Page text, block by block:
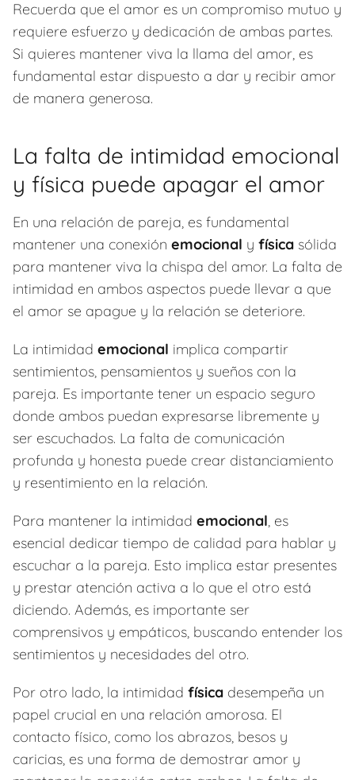
Recuerda que el amor es un compromiso mutuo y
requiere esfuerzo y dedicación de ambas partes.
Si quieres mantener viva la llama del amor, es
fundamental estar dispuesto a dar y recibir amor
de manera generosa.
La falta de intimidad emocional
y física puede apagar el amor
En una relación de pareja, es fundamental
mantener una conexión emocional y física sólida
para mantener viva la chispa del amor. La falta de
intimidad en ambos aspectos puede llevar a que
el amor se apague y la relación se deteriore.
La intimidad emocional implica compartir
sentimientos, pensamientos y sueños con la
pareja. Es importante tener un espacio seguro
donde ambos puedan expresarse libremente y
ser escuchados. La falta de comunicación
profunda y honesta puede crear distanciamiento
y resentimiento en la relación.
Para mantener la intimidad emocional, es
esencial dedicar tiempo de calidad para hablar y
escuchar a la pareja. Esto implica estar presentes
y prestar atención activa a lo que el otro está
diciendo. Además, es importante ser
comprensivos y empáticos, buscando entender los
sentimientos y necesidades del otro.
Por otro lado, la intimidad física desempeña un
papel crucial en una relación amorosa. El
contacto físico, como los abrazos, besos y
caricias, es una forma de demostrar amor y